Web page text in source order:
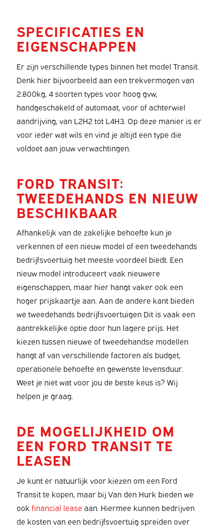
SPECIFICATIES EN
EIGENSCHAPPEN
Er zijn verschillende types binnen het model Transit.
Denk hier bijvoorbeeld aan een trekvermogen van
2.800kg, 4 soorten types voor hoog gvw,
handgeschakeld of automaat, voor of achterwiel
aandrijving, van L2H2 tot L4H3. Op deze manier is er
voor ieder wat wils en vind je altijd een type die
voldoet aan jouw verwachtingen.
FORD TRANSIT:
TWEEDEHANDS EN NIEUW
BESCHIKBAAR
Afhankelijk van de zakelijke behoefte kun je
verkennen of een nieuw model of een tweedehands
bedrijfsvoertuig het meeste voordeel biedt. Een
nieuw model introduceert vaak nieuwere
eigenschappen, maar hier hangt vaker ook een
hoger prijskaartje aan. Aan de andere kant bieden
we tweedehands bedrijfsvoertuigen Dit is vaak een
aantrekkelijke optie door hun lagere prijs. Het
kiezen tussen nieuwe of tweedehandse modellen
hangt af van verschillende factoren als budget,
operationele behoefte en gewenste levensduur.
Weet je niet wat voor jou de beste keus is? Wij
helpen je graag.
DE MOGELIJKHEID OM
EEN FORD TRANSIT TE
LEASEN
Je kunt er natuurlijk voor kiezen om een Ford
Transit te kopen, maar bij Van den Hurk bieden we
ook financial lease aan. Hiermee kunnen bedrijven
de kosten van een bedrijfsvoertuig spreiden over